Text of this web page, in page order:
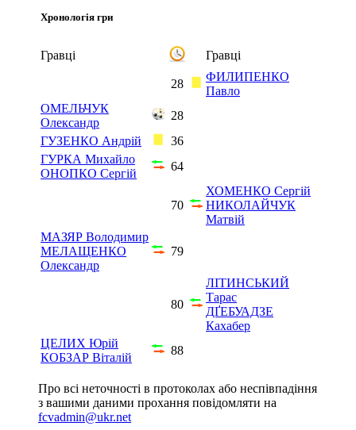
Хронологія гри
Гравці Гравці
28
ФИЛИПЕНКО
Павло
ОМЕЛЬЧУК
Олександр
28
ГУЗЕНКО Андрій
36
ГУРКА Михайло
ОНОПКО Сергій
64
70
ХОМЕНКО Сергій
НИКОЛАЙЧУК
Матвій
МАЗЯР Володимир
МЕЛАЩЕНКО
Олександр
79
80
ЛІТИНСЬКИЙ
Тарас
ДҐЕБУАДЗЕ
Кахабер
ЦЕЛИХ Юрій
КОБЗАР Віталій
88
Про всі неточності в протоколах або неспівпадіння
з вашими даними прохання повідомляти на
fcvadmin@ukr.net